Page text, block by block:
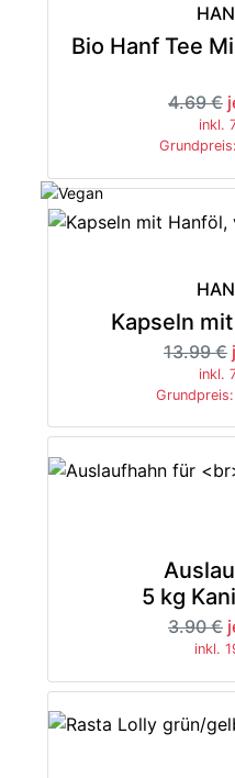
Bio Hanf Tee
4.69 €
inkl.
Kapseln
13.99 €
inkl.
5 kg
3.90 €
inkl.